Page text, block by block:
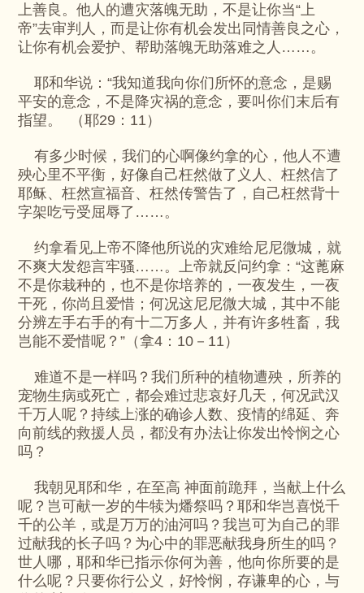
上善良。他人的遭灾落魄无助，不是让你当“上
帝”去审判人，而是让你有机会发出同情善良之心，
让你有机会爱护、帮助落魄无助落难之人……。
耶和华说：“我知道我向你们所怀的意念，是赐
平安的意念，不是降灾祸的意念，要叫你们末后有
指望。 （耶29：11）
有多少时候，我们的心啊像约拿的心，他人不遭
殃心里不平衡，好像自己枉然做了义人、枉然信了
耶稣、枉然宣福音、枉然传警告了，自己枉然背十
字架吃亏受屈辱了……。
约拿看见上帝不降他所说的灾难给尼尼微城，就
不爽大发怨言牢骚……。上帝就反问约拿：“这蓖麻
不是你栽种的，也不是你培养的，一夜发生，一夜
干死，你尚且爱惜；何况这尼尼微大城，其中不能
分辨左手右手的有十二万多人，并有许多牲畜，我
岂能不爱惜呢？”（拿4：10－11）
难道不是一样吗？我们所种的植物遭殃，所养的
宠物生病或死亡，都会难过悲哀好几天，何况武汉
千万人呢？持续上涨的确诊人数、疫情的绵延、奔
向前线的救援人员，都没有办法让你发出怜悯之心
吗？
我朝见耶和华，在至高 神面前跪拜，当献上什么
呢？岂可献一岁的牛犊为燔祭吗？耶和华岂喜悦千
千的公羊，或是万万的油河吗？我岂可为自己的罪
过献我的长子吗？为心中的罪恶献我身所生的吗？
世人哪，耶和华已指示你何为善，他向你所要的是
什么呢？只要你行公义，好怜悯，存谦卑的心，与